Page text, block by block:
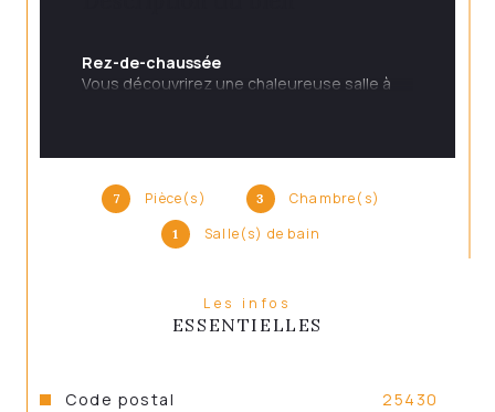
7 Pièce(s) 3 Chambre(s)
1 Salle(s) de bain
Les infos
ESSENTIELLES
Caractéristiques Valeurs
Code postal 25430
Rez-de-chaussée
Vous découvrirez une chaleureuse salle à
qu’une chambre.
de chambre supplémentaire, d’une salle
d’eau et d’une salle de bains.